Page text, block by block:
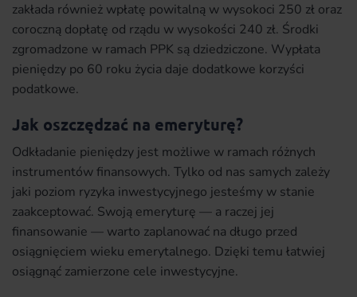
zakłada również wpłatę powitalną w wysokoci 250 zł oraz
coroczną dopłatę od rządu w wysokości 240 zł. Środki
zgromadzone w ramach PPK są dziedziczone. Wypłata
pieniędzy po 60 roku życia daje dodatkowe korzyści
podatkowe.
Jak oszczędzać na emeryturę?
Odkładanie pieniędzy jest możliwe w ramach różnych
instrumentów finansowych. Tylko od nas samych zależy
jaki poziom ryzyka inwestycyjnego jesteśmy w stanie
zaakceptować. Swoją emeryturę — a raczej jej
finansowanie — warto zaplanować na długo przed
osiągnięciem wieku emerytalnego. Dzięki temu łatwiej
osiągnąć zamierzone cele inwestycyjne.